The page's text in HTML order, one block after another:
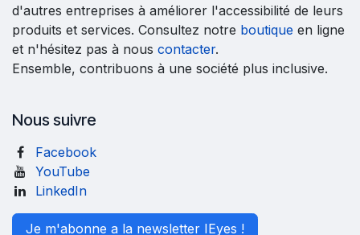
d'autres entreprises à améliorer l'accessibilité de leurs
produits et services. Consultez notre boutique en ligne
et n'hésitez pas à nous contacter.
Ensemble, contribuons à une société plus inclusive.
Nous suivre
Facebook
YouTube
LinkedIn
Je m'abonne a la newsletter IEyes !